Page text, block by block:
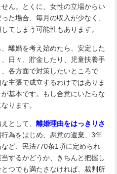
ん。とくに、女性の立場からい
た場合、毎月の収入が少なく、
てしまう可能性もあります。
離婚を考え始めたら、安定した
日々、貯金したり、児童扶養手
各方面で対策したいところで
主張で成立するわけではありま
基本です。もし合意にいたらな
ります。
として、 離婚理由をはっきりさ
為をはじめ、悪意の遺棄、3年
ど、民法770条1項に定められ
するかどうか、きちんと把握し
つでも満たさなければ、裁判所